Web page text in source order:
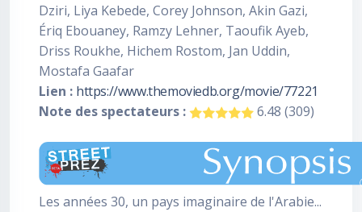
Dziri, Liya Kebede, Corey Johnson, Akin Gazi,
Ériq Ebouaney, Ramzy Lehner, Taoufik Ayeb,
Driss Roukhe, Hichem Rostom, Jan Uddin,
Mostafa Gaafar
Lien : https://www.themoviedb.org/movie/77221
Note des spectateurs :
6.48 (309)
Les années 30, un pays imaginaire de l'Arabie...